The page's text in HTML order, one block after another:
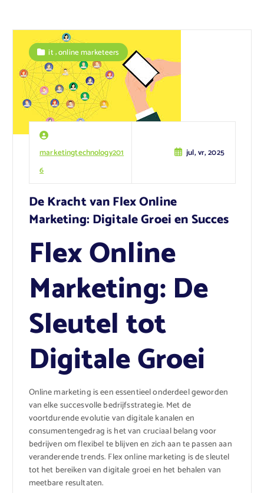
marketingtechnology201
6
jul, vr, 2025
it,online marketeers
De Kracht van Flex Online
Marketing: Digitale Groei en Succes
Flex Online
Marketing: De
Sleutel tot
Digitale Groei
Online marketing is een essentieel onderdeel geworden
van elke succesvolle bedrijfsstrategie. Met de
voortdurende evolutie van digitale kanalen en
consumentengedrag is het van cruciaal belang voor
bedrijven om flexibel te blijven en zich aan te passen aan
veranderende trends. Flex online marketing is de sleutel
tot het bereiken van digitale groei en het behalen van
meetbare resultaten.